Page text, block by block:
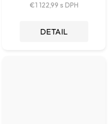
€1 122,99
DETAIL